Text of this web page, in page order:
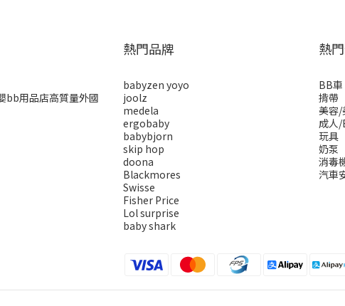
bb用品店高質量外國
熱門品牌
babyzen yoyo
joolz
medela
ergobaby
babybjorn
skip hop
doona
Blackmores
Swisse
Fisher Price
Lol surprise
baby shark
熱
BB車
揹帶
美容/
成人/
玩具
奶泵
消毒
汽車